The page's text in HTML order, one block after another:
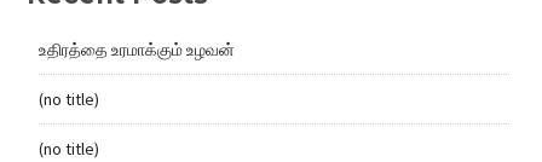
உதிரத்தை உரமாக்கும் உழவன்
(no title)
(no title)